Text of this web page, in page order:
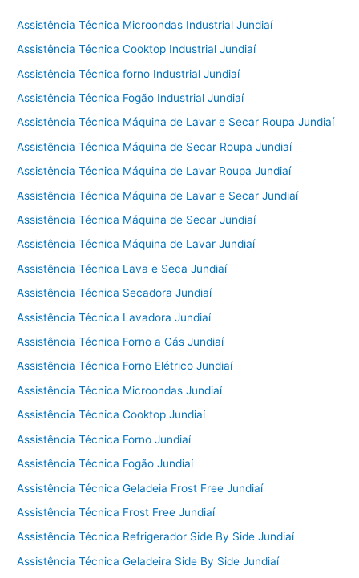
Assistência Técnica Microondas Industrial Jundiaí
Assistência Técnica Cooktop Industrial Jundiaí
Assistência Técnica forno Industrial Jundiaí
Assistência Técnica Fogão Industrial Jundiaí
Assistência Técnica Máquina de Lavar e Secar Roupa Jundiaí
Assistência Técnica Máquina de Secar Roupa Jundiaí
Assistência Técnica Máquina de Lavar Roupa Jundiaí
Assistência Técnica Máquina de Lavar e Secar Jundiaí
Assistência Técnica Máquina de Secar Jundiaí
Assistência Técnica Máquina de Lavar Jundiaí
Assistência Técnica Lava e Seca Jundiaí
Assistência Técnica Secadora Jundiaí
Assistência Técnica Lavadora Jundiaí
Assistência Técnica Forno a Gás Jundiaí
Assistência Técnica Forno Elétrico Jundiaí
Assistência Técnica Microondas Jundiaí
Assistência Técnica Cooktop Jundiaí
Assistência Técnica Forno Jundiaí
Assistência Técnica Fogão Jundiaí
Assistência Técnica Geladeia Frost Free Jundiaí
Assistência Técnica Frost Free Jundiaí
Assistência Técnica Refrigerador Side By Side Jundiaí
Assistência Técnica Geladeira Side By Side Jundiaí